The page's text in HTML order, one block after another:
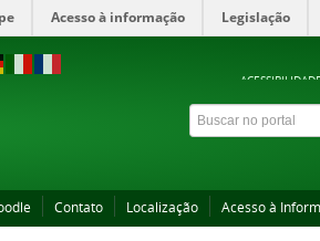
Acesso à informação Legislação
ACESSIBILIDADE
Contato Localização Acesso à